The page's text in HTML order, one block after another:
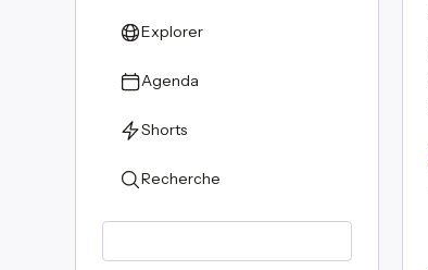
Explorer
Agenda
Shorts
Recherche